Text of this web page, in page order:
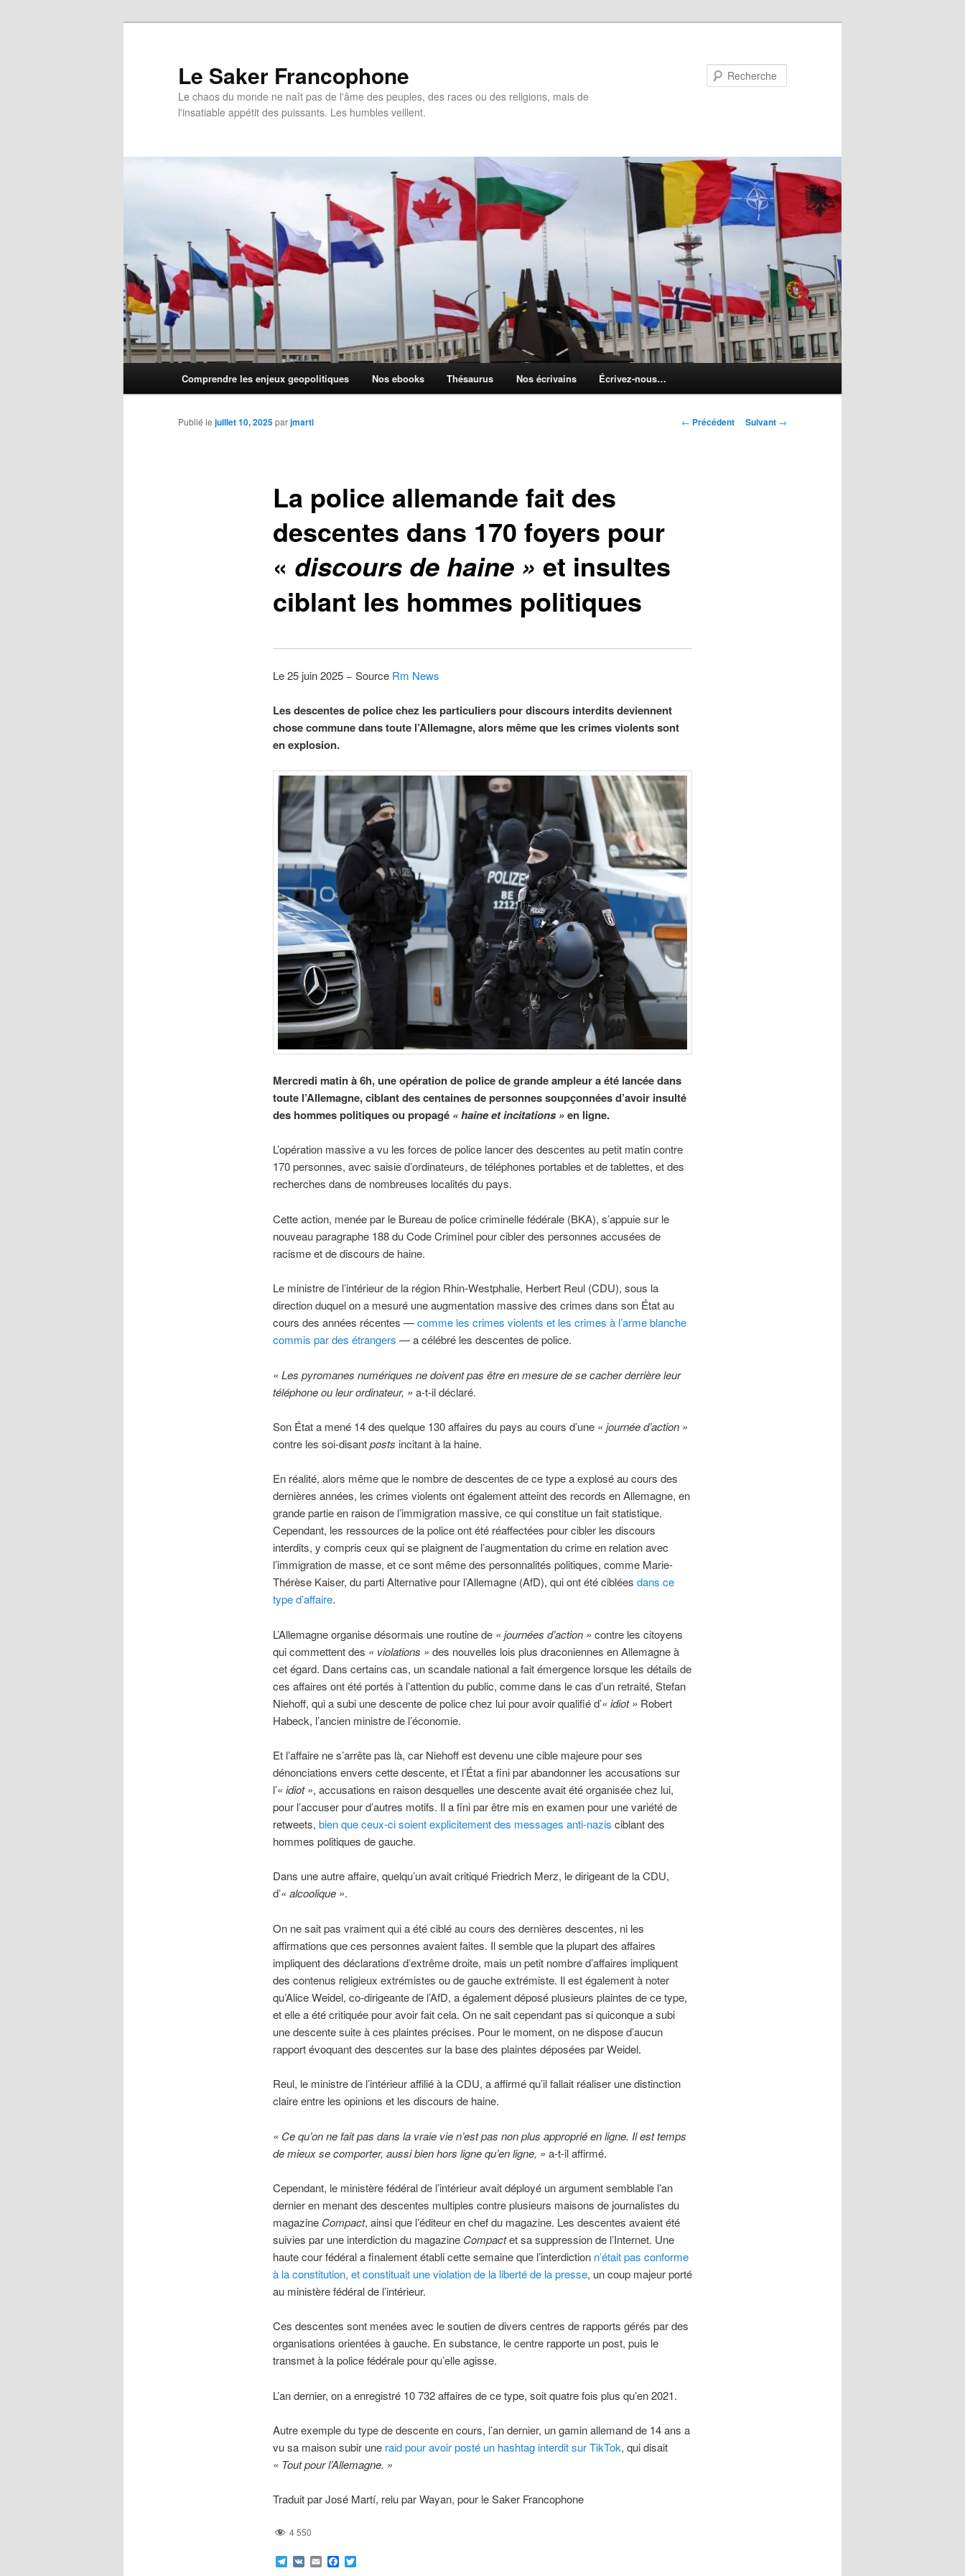
Le Saker Francophone
Le chaos du monde ne naît pas de l'âme des peuples, des races ou des religions, mais de
l'insatiable appétit des puissants. Les humbles veillent.
Comprendre les enjeux geopolitiques Nos ebooks Thésaurus Nos écrivains Écrivez-nous…
Navigation
← Précédent Suivant →
La police allemande fait des
descentes dans 170 foyers pour
« discours de haine » et insultes
ciblant les hommes politiques
Publié le juillet 10, 2025parjmarti
Le 25 juin 2025 − Source Rm News
Les descentes de police chez les particuliers pour discours interdits deviennent
chose commune dans toute l’Allemagne, alors même que les crimes violents sont
en explosion.
Mercredi matin à 6h, une opération de police de grande ampleur a été lancée dans
toute l’Allemagne, ciblant des centaines de personnes soupçonnées d’avoir insulté
des hommes politiques ou propagé « haine et incitations »en ligne.
L’opération massive a vu les forces de police lancer des descentes au petit matin contre
170 personnes, avec saisie d’ordinateurs, de téléphones portables et de tablettes, et des
recherches dans de nombreuses localités du pays.
Cette action, menée par le Bureau de police criminelle fédérale (BKA), s’appuie sur le
nouveau paragraphe 188 du Code Criminel pour cibler des personnes accusées de
racisme et de discours de haine.
Le ministre de l’intérieur de la région Rhin-Westphalie, Herbert Reul (CDU), sous la
direction duquel on a mesuré une augmentation massive des crimes dans son État au
cours des années récentes —comme les crimes violents et les crimes à l’arme blanche
commis par des étrangers — a célébré les descentes de police.
« Les pyromanes numériques ne doivent pas être en mesure de se cacher derrière leur
téléphone ou leur ordinateur, » a-t-il déclaré.
Son État a mené 14 des quelque 130 affaires du pays au cours d’une « journée d’action »
contre les soi-disantposts incitant à la haine.
En réalité, alors même que le nombre de descentes de ce type a explosé au cours des
dernières années, les crimes violents ont également atteint des records en Allemagne, en
grande partie en raison de l’immigration massive, ce qui constitue un fait statistique.
Cependant, les ressources de la police ont été réaffectées pour cibler les discours
interdits, y compris ceux qui se plaignent de l’augmentation du crime en relation avec
l’immigration de masse, et ce sont même des personnalités politiques, comme Marie-
Thérèse Kaiser, du parti Alternative pour l’Allemagne (AfD), qui ont été ciblées dans ce
type d’affaire.
L’Allemagne organise désormais une routine de « journées d’action » contre les citoyens
qui commettent des « violations » des nouvelles lois plus draconiennes en Allemagne à
cet égard. Dans certains cas, un scandale national a fait émergence lorsque les détails de
ces affaires ont été portés à l’attention du public, comme dans le cas d’un retraité, Stefan
Niehoff, qui a subi une descente de police chez lui pour avoir qualifié d’« idiot » Robert
Habeck, l’ancien ministre de l’économie.
Et l’affaire ne s’arrête pas là, car Niehoff est devenu une cible majeure pour ses
dénonciations envers cette descente, et l’État a fini par abandonner les accusations sur
l’« idiot », accusations en raison desquelles une descente avait été organisée chez lui,
pour l’accuser pour d’autres motifs. Il a fini par être mis en examen pour une variété de
retweets, bien que ceux-ci soient explicitement des messages anti-nazis ciblant des
hommes politiques de gauche.
Dans une autre affaire, quelqu’un avait critiqué Friedrich Merz, le dirigeant de la CDU,
d’« alcoolique ».
On ne sait pas vraiment qui a été ciblé au cours des dernières descentes, ni les
affirmations que ces personnes avaient faites. Il semble que la plupart des affaires
impliquent des déclarations d’extrême droite, mais un petit nombre d’affaires impliquent
des contenus religieux extrémistes ou de gauche extrémiste. Il est également à noter
qu’Alice Weidel, co-dirigeante de l’AfD, a également déposé plusieurs plaintes de ce type,
et elle a été critiquée pour avoir fait cela. On ne sait cependant pas si quiconque a subi
une descente suite à ces plaintes précises. Pour le moment, on ne dispose d’aucun
rapport évoquant des descentes sur la base des plaintes déposées par Weidel.
Reul, le ministre de l’intérieur affilié à la CDU, a affirmé qu’il fallait réaliser une distinction
claire entre les opinions et les discours de haine.
« Ce qu’on ne fait pas dans la vraie vie n’est pas non plus approprié en ligne. Il est temps
de mieux se comporter, aussi bien hors ligne qu’en ligne, » a-t-il affirmé.
Cependant, le ministère fédéral de l’intérieur avait déployé un argument semblable l’an
dernier en menant des descentes multiples contre plusieurs maisons de journalistes du
magazine Compact, ainsi que l’éditeur en chef du magazine. Les descentes avaient été
suivies par une interdiction du magazine Compactet sa suppression de l’Internet. Une
haute cour fédéral a finalement établi cette semaine que l’interdiction n’était pas conforme
à la constitution, et constituait une violation de la liberté de la presse, un coup majeur porté
au ministère fédéral de l’intérieur.
Ces descentes sont menées avec le soutien de divers centres de rapports gérés par des
organisations orientées à gauche. En substance, le centre rapporte un post, puis le
transmet à la police fédérale pour qu’elle agisse.
L’an dernier, on a enregistré 10 732 affaires de ce type, soit quatre fois plus qu’en 2021.
Autre exemple du type de descente en cours, l’an dernier, un gamin allemand de 14 ans a
vu sa maison subir une raid pour avoir posté un hashtag interdit sur TikTok, qui disait
« Tout pour l’Allemagne. »
Traduit par José Martí, relu par Wayan, pour le Saker Francophone
4 550
Telegram
VKEmailFacebook
Twitter